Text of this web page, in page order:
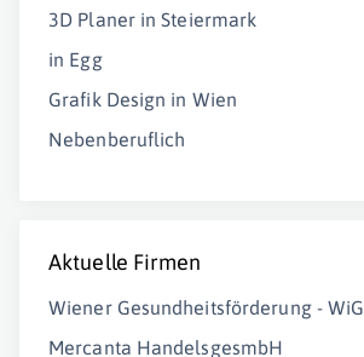
3D Planer in Steiermark
in Egg
Grafik Design in Wien
Nebenberuflich
Aktuelle Firmen
Wiener Gesundheitsförderung - WiG
Mercanta HandelsgesmbH